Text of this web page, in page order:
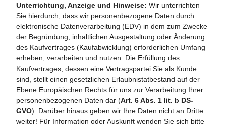
Unterrichtung, Anzeige und Hinweise: Wir unterrichten
Sie hierdurch, dass wir personenbezogene Daten durch
elektronische Datenverarbeitung (EDV) in dem zum Zwecke
der Begründung, inhaltlichen Ausgestaltung oder Änderung
des Kaufvertrages (Kaufabwicklung) erforderlichen Umfang
erheben, verarbeiten und nutzen. Die Erfüllung des
Kaufvertrages, dessen eine Vertragspartei Sie als Kunde
sind, stellt einen gesetzlichen Erlaubnistatbestand auf der
Ebene Europäischen Rechts für uns zur Verarbeitung Ihrer
personenbezogenen Daten dar (Art. 6 Abs. 1 lit. b DS-
GVO).
Darüber hinaus geben wir Ihre Daten nicht an Dritte
weiter! Für Information oder Auskunft wenden Sie sich bitte